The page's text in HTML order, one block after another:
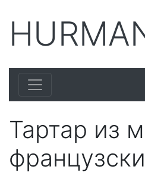
Тартар из
французски